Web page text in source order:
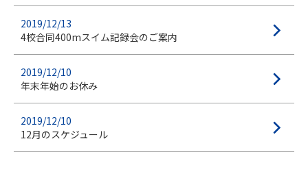
2019/12/13
4校合同400mスイム記録会のご案内
2019/12/10
年末年始のお休み
2019/12/10
12月のスケジュール